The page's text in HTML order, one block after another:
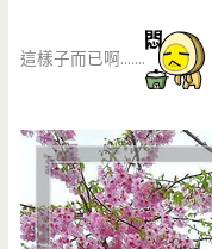
這樣子而已啊…….